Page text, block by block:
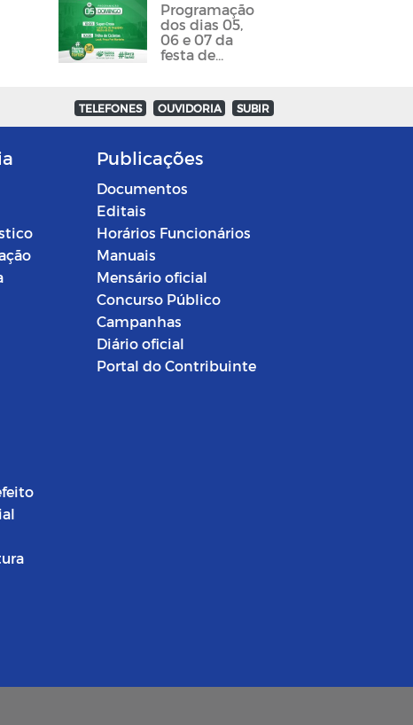
Programação
dos dias 05,
06 e 07 da
festa de
foram
divulgadas
TELEFONES OUVIDORIA SUBIR
Publicações
Documentos
Editais
Horários Funcionários
Manuais
Mensário oficial
Concurso Público
Campanhas
Diário oficial
Portal do Contribuinte